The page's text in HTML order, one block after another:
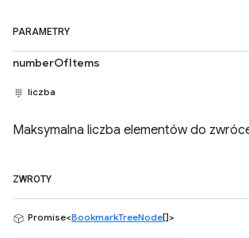
PARAMETRY
numberOfItems
liczba
Maksymalna liczba elementów do
ZWROTY
Promise<BookmarkTreeNode[]>